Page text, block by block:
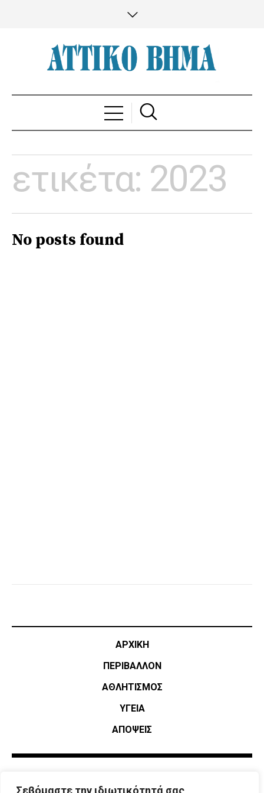
Σεβόμαστε την ιδιωτικότητά σας
ετικέτα: 2023
No posts found
ΑΡΧΙΚΗ
ΠΕΡΙΒΑΛΛΟΝ
ΑΘΛΗΤΙΣΜΌΣ
ΥΓΕΙΑ
ΑΠΟΨΕΙΣ